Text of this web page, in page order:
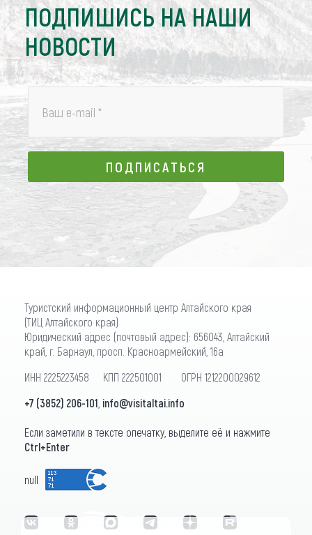
ПОДПИШИСЬ НА НАШИ
НОВОСТИ
Ваш e-mail *
ПОДПИСАТЬСЯ
ПОДПИСАТЬСЯ
Туристский информационный центр Алтайского края
(ТИЦ Алтайского края)
Юридический адрес (почтовый адрес): 656043, Алтайский
край, г. Барнаул, просп. Красноармейский, 16а
ИНН 2225223458 КПП 222501001 ОГРН 1212200029612
+7 (3852) 206-101 info@visitaltai.info
Если заметили в тексте опечатку, выделите её и нажмите
Ctrl+Enter
null